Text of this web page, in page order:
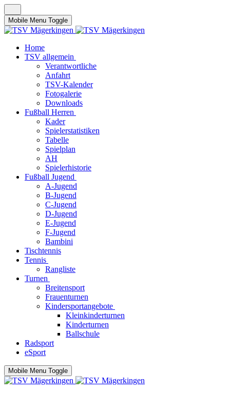
Mobile Menu Toggle
Home
TSV allgemein
Verantwortliche
Anfahrt
TSV-Kalender
Fotogalerie
Downloads
Fußball Herren
Kader
Spielerstatistiken
Tabelle
Spielplan
AH
Spielerhistorie
Fußball Jugend
A-Jugend
B-Jugend
C-Jugend
D-Jugend
E-Jugend
F-Jugend
Bambini
Tischtennis
Tennis
Rangliste
Turnen
Breitensport
Frauenturnen
Kindersportangebote
Kleinkinderturnen
Kinderturnen
Ballschule
Radsport
eSport
Mobile Menu Toggle